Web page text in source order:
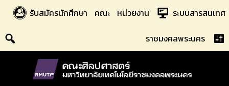
content
รับสมัครนักศึกษา คณะ หน่วยงาน ระบบสารสนเทศ
ราชมงคลพระนคร